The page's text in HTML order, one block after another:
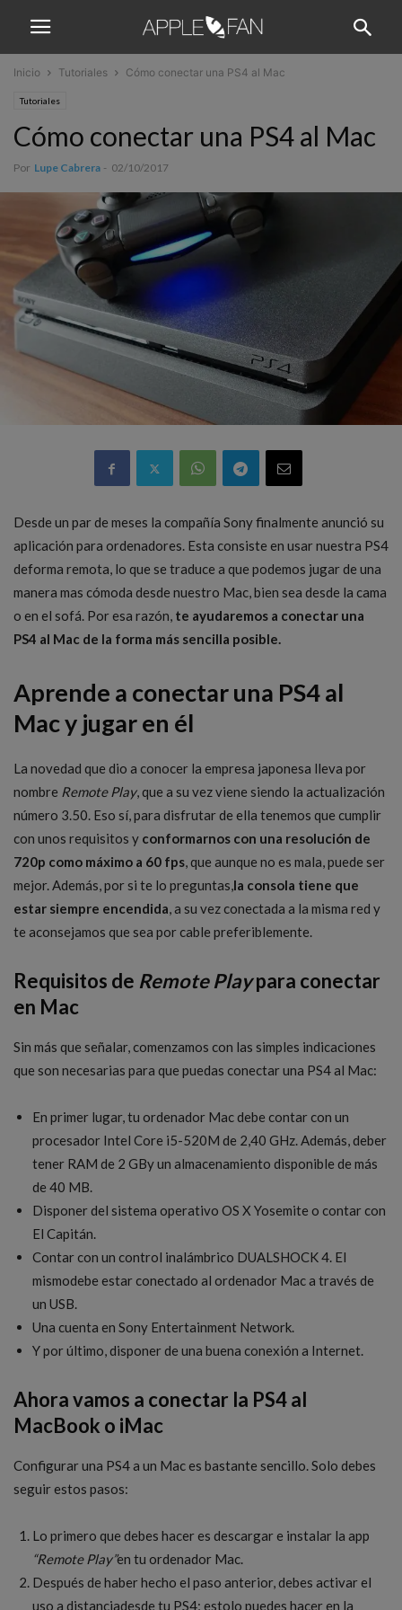
Inicio Tutoriales Cómo conectar una PS4 al Mac
Tutoriales
Cómo conectar una PS4 al Mac
Por Lupe Cabrera - 02/10/2017
Desde un par de meses la compañía Sony finalmente anunció su
aplicación para ordenadores. Esta consiste en usar nuestra PS4
deforma remota, lo que se traduce a que podemos jugar de una
manera mas cómoda desde nuestro Mac, bien sea desde la cama
o en el sofá. Por esa razón, te ayudaremos a conectar una
PS4 al Mac de la forma más sencilla posible.
Aprende a conectar una PS4 al
Mac y jugar en él
La novedad que dio a conocer la empresa japonesa lleva por
nombre Remote Play, que a su vez viene siendo la actualización
número 3.50. Eso sí, para disfrutar de ella tenemos que cumplir
con unos requisitos y conformarnos con una resolución de
720p como máximo a 60 fps, que aunque no es mala, puede ser
mejor. Además, por si te lo preguntas,la consola tiene que
estar siempre encendida, a su vez conectada a la misma red y
te aconsejamos que sea por cable preferiblemente.
Requisitos de Remote Playpara conectar
en Mac
Sin más que señalar, comenzamos con las simples indicaciones
que son necesarias para que puedas conectar una PS4 al Mac:
En primer lugar, tu ordenador Mac debe contar con un
procesador Intel Core i5-520M de 2,40 GHz. Además, deber
tener RAM de 2 GBy un almacenamiento disponible de más
de 40 MB.
Disponer del sistema operativo OS X Yosemite o contar con
El Capitán.
Contar con un control inalámbrico DUALSHOCK 4. El
mismodebe estar conectado al ordenador Mac a través de
un USB.
Una cuenta en Sony Entertainment Network.
Y por último, disponer de una buena conexión a Internet.
Ahora vamos a conectar la PS4 al
MacBook o iMac
Configurar una PS4 a un Mac es bastante sencillo. Solo debes
seguir estos pasos:
Lo primero que debes hacer es descargar e instalar la app
“Remote Play”en tu ordenador Mac.
Después de haber hecho el paso anterior, debes activar el
uso a distanciadesde tu PS4; estolo puedes hacer en la